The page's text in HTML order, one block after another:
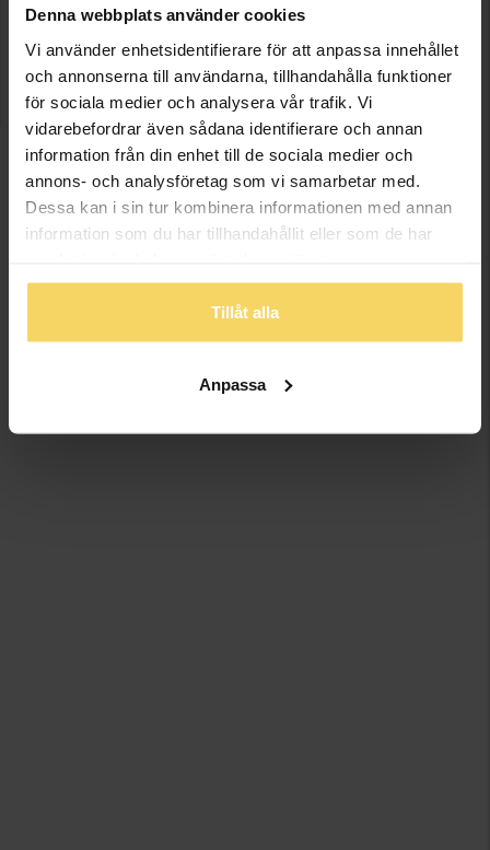
Denna webbplats använder cookies
Vi använder enhetsidentifierare för att anpassa innehållet
och annonserna till användarna, tillhandahålla funktioner
för sociala medier och analysera vår trafik. Vi
vidarebefordrar även sådana identifierare och annan
information från din enhet till de sociala medier och
annons- och analysföretag som vi samarbetar med.
Dessa kan i sin tur kombinera informationen med annan
information som du har tillhandahållit eller som de har
Tillåt alla
Anpassa
Telefon: 031-712 44 54
GULDFYND NORDSTAN
Postgatan 45
411 06 Göteborg
Telefon: 031 712 44 47
GULDFYND PARTILLE
Nils Henrikssons väg 3
433 35 Partille